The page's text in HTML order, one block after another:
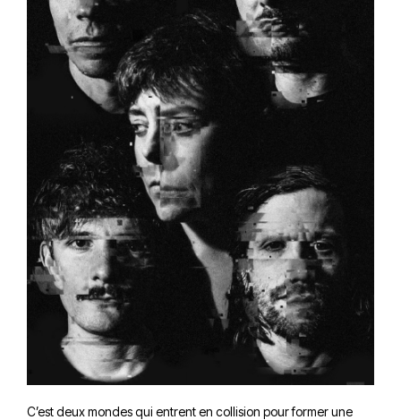
C’est deux mondes qui entrent en collision pour former une